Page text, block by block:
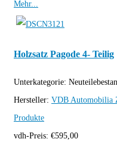
Mehr...
Holzsatz Pagode 4- Teilig
Unterkategorie:
Hersteller: VDB Automobilia
Produkte
vdh-Preis: €595,00